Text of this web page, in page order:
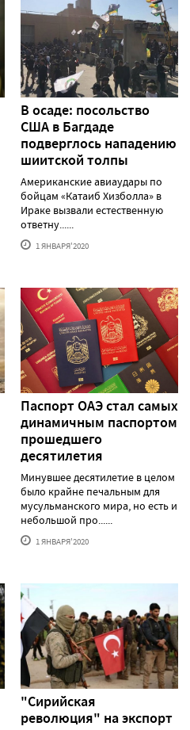
В осаде: посольство
США в Багдаде
подверглось нападению
шиитской толпы
Американские авиаудары по
бойцам «Катаиб Хизболла» в
Ираке вызвали естественную
ответну......
1 ЯНВАРЯ'2020
Паспорт ОАЭ стал самых
динамичным паспортом
прошедшего
десятилетия
Минувшее десятилетие в целом
было крайне печальным для
мусульманского мира, но есть и
небольшой про......
1 ЯНВАРЯ'2020
"Сирийская
революция" на экспорт